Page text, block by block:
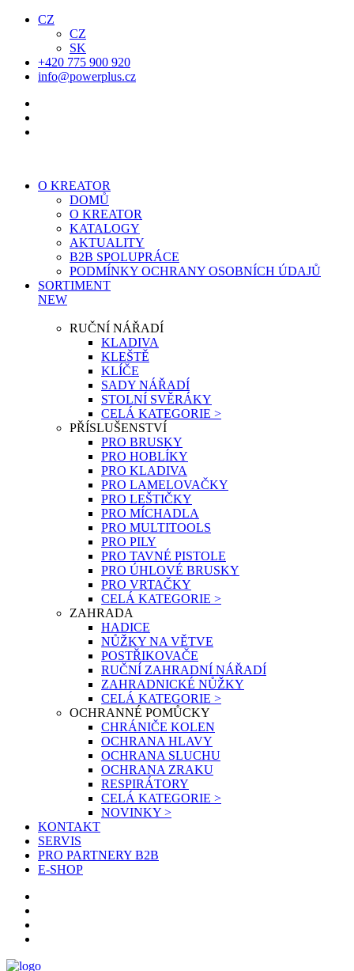
CZ
CZ
SK
+420 775 900 920
info@powerplus.cz
O KREATOR
DOMŮ
O KREATOR
KATALOGY
AKTUALITY
B2B SPOLUPRÁCE
PODMÍNKY OCHRANY OSOBNÍCH ÚDAJŮ
SORTIMENT
NEW
RUČNÍ NÁŘADÍ
KLADIVA
KLEŠTĚ
KLÍČE
SADY NÁŘADÍ
STOLNÍ SVĚRÁKY
CELÁ KATEGORIE >
PŘÍSLUŠENSTVÍ
PRO BRUSKY
PRO HOBLÍKY
PRO KLADIVA
PRO LAMELOVAČKY
PRO LEŠTIČKY
PRO MÍCHADLA
PRO MULTITOOLS
PRO PILY
PRO TAVNÉ PISTOLE
PRO ÚHLOVÉ BRUSKY
PRO VRTAČKY
CELÁ KATEGORIE >
ZAHRADA
HADICE
NŮŽKY NA VĚTVE
POSTŘIKOVAČE
RUČNÍ ZAHRADNÍ NÁŘADÍ
ZAHRADNICKÉ NŮŽKY
CELÁ KATEGORIE >
OCHRANNÉ POMŮCKY
CHRÁNIČE KOLEN
OCHRANA HLAVY
OCHRANA SLUCHU
OCHRANA ZRAKU
RESPIRÁTORY
CELÁ KATEGORIE >
NOVINKY >
KONTAKT
SERVIS
PRO PARTNERY B2B
E-SHOP